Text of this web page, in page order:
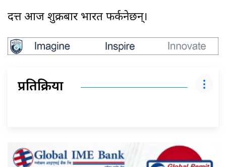
दत्त आज शुक्रबार भारत फर्कनेछन्।
प्रतिक्रिया